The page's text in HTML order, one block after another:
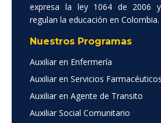
expresa la ley 1064 de 2006
regulan la educación en Colombia.
Nuestros Programas
Auxiliar en Enfermería
Auxiliar en Servicios Farmacéuticos
Auxiliar en Agente de Transito
Auxiliar Social Comunitario